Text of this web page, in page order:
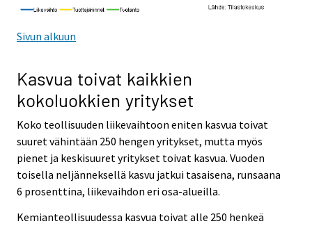
Sivun alkuun
Kasvua toivat kaikkien
kokoluokkien yritykset
Koko teollisuuden liikevaihtoon eniten kasvua toivat
suuret vähintään 250 hengen yritykset, mutta myös
pienet ja keskisuuret yritykset toivat kasvua. Vuoden
toisella neljänneksellä kasvu jatkui tasaisena, runsaana
6 prosenttina, liikevaihdon eri osa-alueilla.
Kemianteollisuudessa kasvua toivat alle 250 henkeä